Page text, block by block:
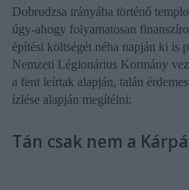
Dobrudzsa irányába történő
úgy-ahogy folyamatosan
építési költségét néha napján ki is
Nemzeti Légionárius Kormány
a fent leírtak alapján, talán
ízlése alapján megítélni:
Tán csak nem a